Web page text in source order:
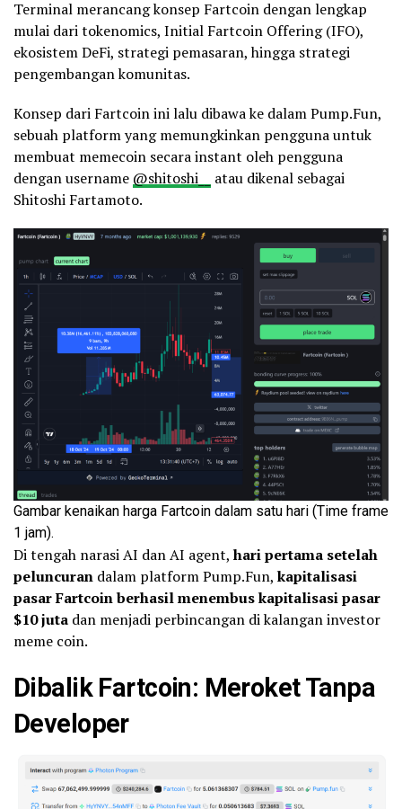
Terminal merancang konsep Fartcoin dengan lengkap
mulai dari tokenomics, Initial Fartcoin Offering (IFO),
ekosistem DeFi, strategi pemasaran, hingga strategi
pengembangan komunitas.
Konsep dari Fartcoin ini lalu dibawa ke dalam Pump.Fun,
sebuah platform yang memungkinkan pengguna untuk
membuat memecoin secara instant oleh pengguna
dengan username @shitoshi__
atau dikenal sebagai
Shitoshi Fartamoto.
Gambar kenaikan harga Fartcoin dalam satu hari (Time frame
1 jam).
Di tengah narasi AI dan AI agent,hari pertama setelah
peluncuran dalam platform Pump.Fun,kapitalisasi
pasar Fartcoin berhasil menembus kapitalisasi pasar
$10 juta dan menjadi perbincangan di kalangan investor
meme coin.
Dibalik Fartcoin: Meroket Tanpa
Developer